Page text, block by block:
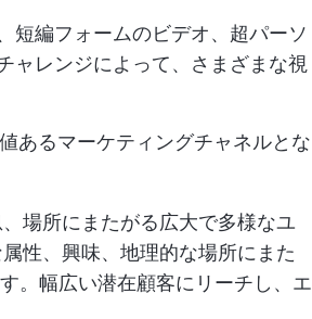
短編フォームのビデオ、超パーソ
ャレンジによって、さまざまな視
あるマーケティングチャネルとな
場所にまたがる広大で多様なユ
性、興味、地理的な場所にまた
。幅広い潜在顧客にリーチし、エ